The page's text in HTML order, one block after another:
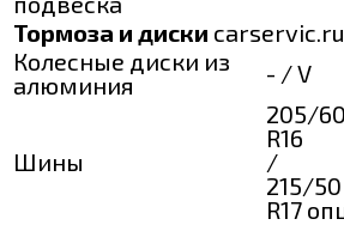
Тормоза и диски carservic.ru
Колесные диски из
алюминия
- / V
Шины
205/60
R16
/
215/50
R17